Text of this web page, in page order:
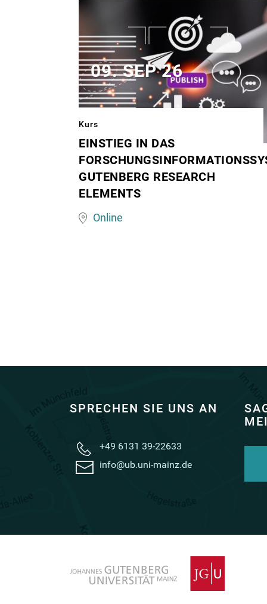
09. SEP 26
Image
matching
this
Kurs
EINSTIEG IN DAS
GUTENBERG RESEARCH
ELEMENTS
Online
SPRECHEN SIE UNS AN
+49 6131 39-22633
info@ub.uni-mainz.de